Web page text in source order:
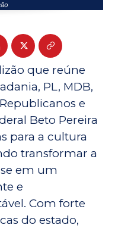
que reúne
PL, MDB,
e
Beto Pereira
para a cultura
transformar a
em um
e
Com forte
do estado,